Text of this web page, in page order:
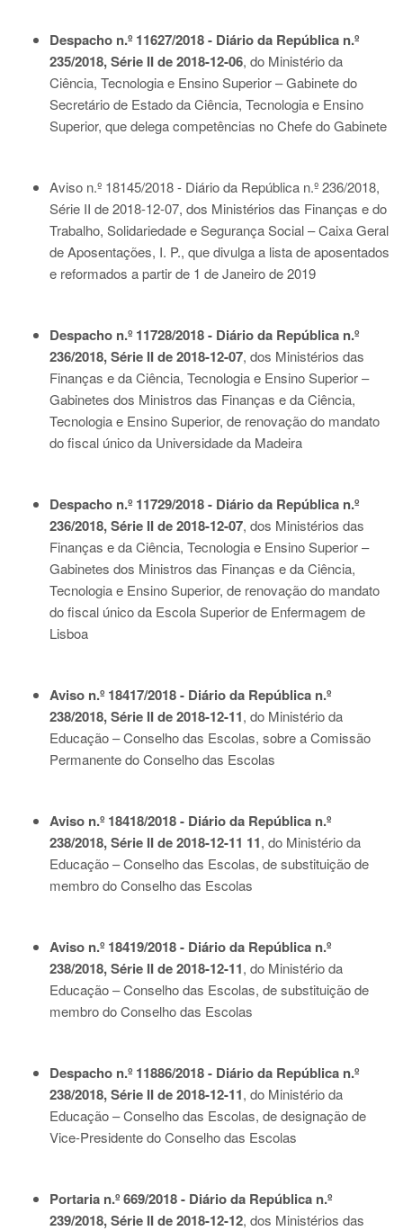
Despacho n.º 11627/2018 - Diário da República n.º
235/2018, Série II de 2018-12-06, do Ministério da
Ciência, Tecnologia e Ensino Superior – Gabinete do
Secretário de Estado da Ciência, Tecnologia e Ensino
Superior, que delega competências no Chefe do Gabinete
Aviso n.º 18145/2018 - Diário da República n.º 236/2018,
Série II de 2018-12-07, dos Ministérios das Finanças e do
Trabalho, Solidariedade e Segurança Social – Caixa Geral
de Aposentações, I. P., que divulga a lista de aposentados
e reformados a partir de 1 de Janeiro de 2019
Despacho n.º 11728/2018 - Diário da República n.º
236/2018, Série II de 2018-12-07, dos Ministérios das
Finanças e da Ciência, Tecnologia e Ensino Superior –
Gabinetes dos Ministros das Finanças e da Ciência,
Tecnologia e Ensino Superior, de renovação do mandato
do fiscal único da Universidade da Madeira
Despacho n.º 11729/2018 - Diário da República n.º
236/2018, Série II de 2018-12-07, dos Ministérios das
Finanças e da Ciência, Tecnologia e Ensino Superior –
Gabinetes dos Ministros das Finanças e da Ciência,
Tecnologia e Ensino Superior, de renovação do mandato
do fiscal único da Escola Superior de Enfermagem de
Lisboa
Aviso n.º 18417/2018 - Diário da República n.º
238/2018, Série II de 2018-12-11, do Ministério da
Educação – Conselho das Escolas, sobre a Comissão
Permanente do Conselho das Escolas
Aviso n.º 18418/2018 - Diário da República n.º
238/2018, Série II de 2018-12-11 11, do Ministério da
Educação – Conselho das Escolas, de substituição de
membro do Conselho das Escolas
Aviso n.º 18419/2018 - Diário da República n.º
238/2018, Série II de 2018-12-11, do Ministério da
Educação – Conselho das Escolas, de substituição de
membro do Conselho das Escolas
Despacho n.º 11886/2018 - Diário da República n.º
238/2018, Série II de 2018-12-11, do Ministério da
Educação – Conselho das Escolas, de designação de
Vice-Presidente do Conselho das Escolas
Portaria n.º 669/2018 - Diário da República n.º
239/2018, Série II de 2018-12-12, dos Ministérios das